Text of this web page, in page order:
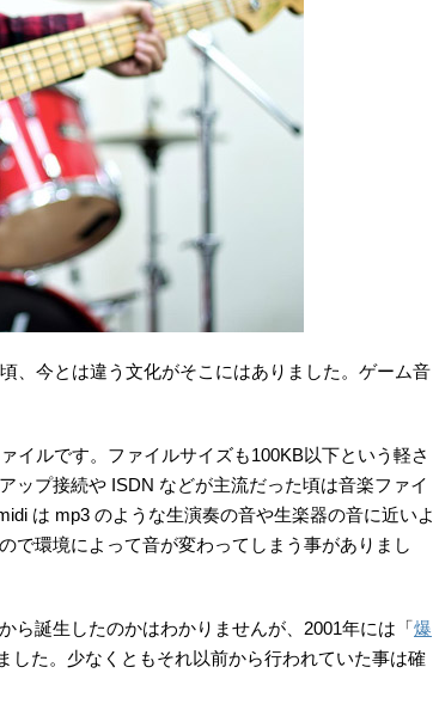
、今とは違う文化がそこにはありました。ゲーム音
イルです。ファイルサイズも100KB以下という軽さ
ップ接続や ISDN などが主流だった頃は音楽ファイ
は mp3 のような生演奏の音や生楽器の音に近いよ
で環境によって音が変わってしまう事がありまし
ら誕生したのかはわかりませんが、2001年には「爆
した。少なくともそれ以前から行われていた事は確